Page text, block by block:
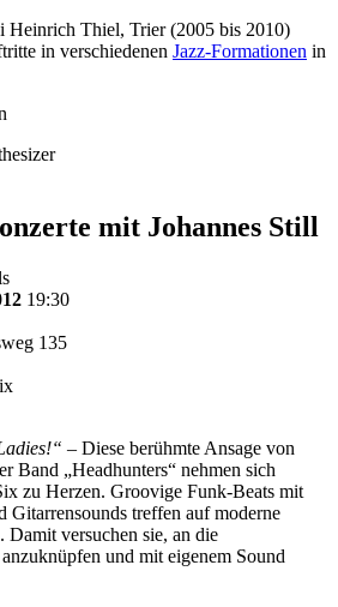
Heinrich Thiel, Trier (2005 bis 2010)
in verschiedenen Jazz-Formationen in
mit Johannes Still
19:30
135
– Diese berühmte Ansage von
Band „Headhunters“ nehmen sich
zu Herzen. Groovige Funk-Beats mit
Gitarrensounds treffen auf moderne
versuchen sie, an die
und mit eigenem Sound